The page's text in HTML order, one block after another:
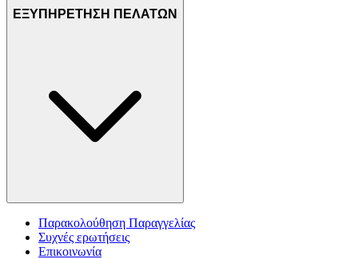
ΕΞΥΠΗΡΕΤΗΣΗ ΠΕΛΑΤΩΝ
Παρακολούθηση Παραγγελίας
Συχνές ερωτήσεις
Επικοινωνία